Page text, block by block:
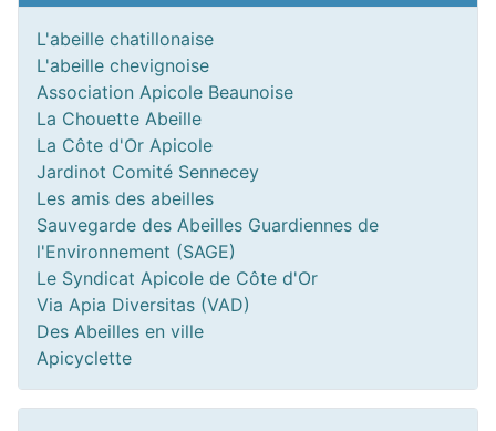
L'abeille chatillonaise
L'abeille chevignoise
Association Apicole Beaunoise
La Chouette Abeille
La Côte d'Or Apicole
Jardinot Comité Sennecey
Les amis des abeilles
Sauvegarde des Abeilles Guardiennes de
l'Environnement (SAGE)
Le Syndicat Apicole de Côte d'Or
Via Apia Diversitas (VAD)
Des Abeilles en ville
Apicyclette